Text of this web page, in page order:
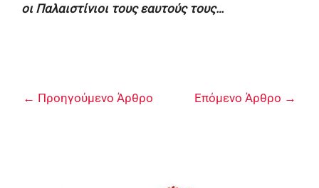
οι Παλαιστίνιοι τους εαυτούς τους…
← Προηγούμενο Άρθρο Επόμενο Άρθρο →